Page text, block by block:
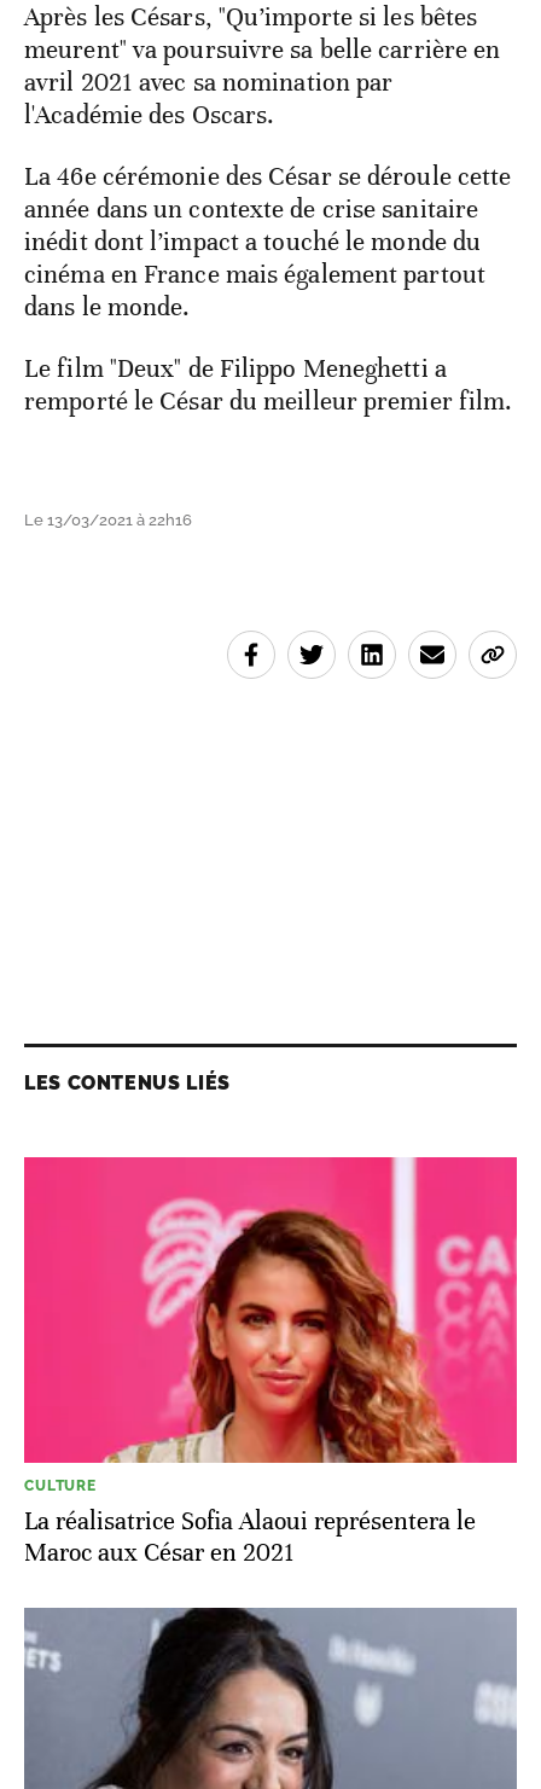
Après les Césars, "Qu’importe si les bêtes
meurent" va poursuivre sa belle carrière en
avril 2021 avec sa nomination par
l'Académie des Oscars.
La 46e cérémonie des César se déroule cette
année dans un contexte de crise sanitaire
inédit dont l’impact a touché le monde du
cinéma en France mais également partout
dans le monde.
Le film "Deux" de Filippo Meneghetti a
remporté le César du meilleur premier film.
Le 13/03/2021 à 22h16
LES CONTENUS LIÉS
CULTURE
La réalisatrice Sofia Alaoui représentera le
Maroc aux César en 2021